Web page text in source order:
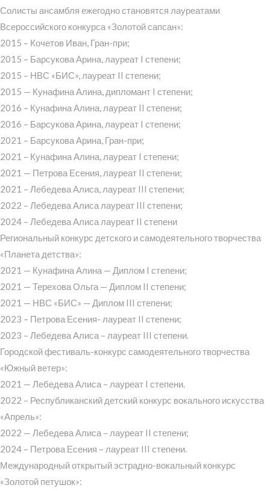
Солисты ансамбля ежегодно становятся лауреатами
Всероссийского конкурса «Золотой сапсан»:
2015 – Кочетов Иван, Гран-при;
2015 – Барсукова Арина, лауреат I степени;
2015 – НВС «БИС», лауреат II степени;
2015 — Кунафина Алина, дипломант I степени;
2016 – Кунафина Алина, лауреат II степени;
2016 – Барсукова Арина, лауреат I степени;
2021 – Барсукова Арина, Гран-при;
2021 – Кунафина Алина, лауреат I степени;
2021 — Петрова Есения, лауреат II степени;
2021 – Лебедева Алиса, лауреат III степени;
2022 – Лебедева Алиса лауреат III степени;
2024 – Лебедева Алиса лауреат II степени
Региональный конкурс детского и самодеятельного творчества
«Планета детства»:
2021 — Кунафина Алина — Диплом I степени;
2021 — Терехова Ольга — Диплом II степени;
2021 — НВС «БИС» — Диплом III степени;
2023 – Петрова Есения- лауреат II степени;
2023 – Лебедева Алиса – лауреат III степени.
Городской фестиваль-конкурс самодеятельного творчества
«Южный ветер»:
2021 — Лебедева Алиса – лауреат I степени.
2022 – Республиканский детский конкурс вокального искусства
«Апрель»:
2022 — Лебедева Алиса – лауреат II степени;
2024 – Петрова Есения – лауреат III степени.
Международный открытый эстрадно-вокальный конкурс
«Золотой петушок»: